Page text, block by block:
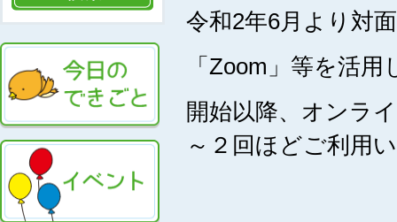
令和2年6月より対
「Zoom」等を活
開始以降、オンラ
～２回ほどご利用